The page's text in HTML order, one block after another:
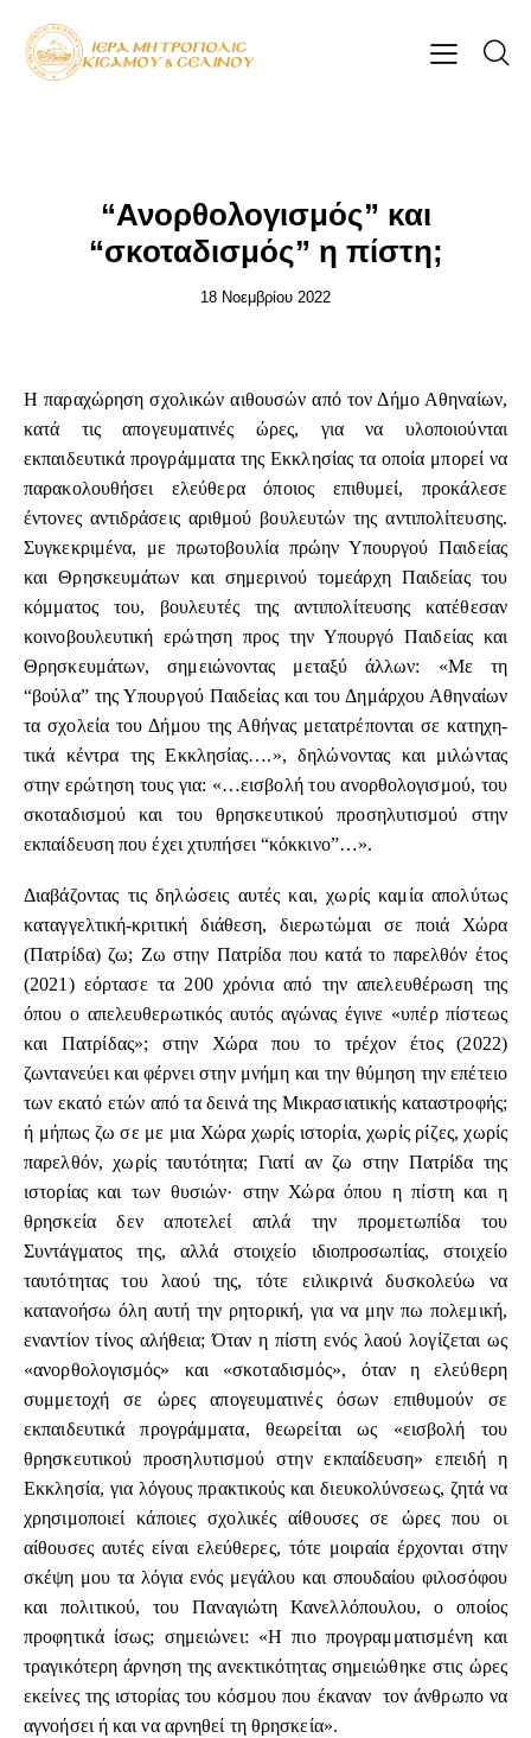
“Ανορθολογισμός” και
“σκοταδισμός” η πίστη;
18 Νοεμβρίου 2022
Η παραχώρηση σχολικών αιθουσών από τον Δήμο Αθηναίων,
κατά τις απογευματινές ώρες, για να υλοποιούνται
εκπαιδευτικά προγράμματα της Εκκλησίας τα οποία μπορεί να
παρακολουθήσει ελεύθερα όποιος επιθυμεί, προκάλεσε
έντονες αντιδράσεις αριθμού βουλευτών της αντιπολίτευσης.
Συγκεκριμένα, με πρωτοβουλία πρώην Υπουργού Παιδείας
και Θρησκευμάτων και σημερινού τομεάρχη Παιδείας του
κόμματος του, βουλευτές της αντιπολίτευσης κατέθεσαν
κοινοβουλευτική ερώτηση προς την Υπουργό Παιδείας και
Θρησκευμάτων, σημειώνοντας μεταξύ άλλων: «Με τη
“βούλα” της Υ­πουρ­γού Παι­δείας και του Δη­μάρ­χου Α­θη­ναίων
τα σχο­λεία του Δή­μου της Α­θή­νας με­τα­τρέ­πον­ται σε κα­τη­χη­
τικά κέν­τρα της Εκ­κλη­σίας….», δηλώνοντας και μιλώντας
στην ερώτηση τους για: «…εισβολή του ανορθολογισμού, του
σκοταδισμού και του θρησκευτικού προσηλυτισμού στην
εκπαίδευση που έχει χτυπήσει “κόκκινο”…».
Διαβάζοντας τις δηλώσεις αυτές και, χωρίς καμία απολύτως
καταγγελτική-κριτική διάθεση, διερωτώμαι σε ποιά Χώρα
(Πατρίδα) ζω; Ζω στην Πατρίδα που κατά το παρελθόν έτος
(2021) εόρτασε τα 200 χρόνια από την απελευθέρωση της
όπου ο απελευθερωτικός αυτός αγώνας έγινε «υπέρ πίστεως
και Πατρίδας»; στην Χώρα που το τρέχον έτος (2022)
ζωντανεύει και φέρνει στην μνήμη και την θύμηση την επέτειο
των εκατό ετών από τα δεινά της Μικρασιατικής καταστροφής;
ή μήπως ζω σε με μια Χώρα χωρίς ιστορία, χωρίς ρίζες, χωρίς
παρελθόν, χωρίς ταυτότητα; Γιατί αν ζω στην Πατρίδα της
ιστορίας και των θυσιών· στην Χώρα όπου η πίστη και η
θρησκεία δεν αποτελεί απλά την προμετωπίδα του
Συντάγματος της, αλλά στοιχείο ιδιοπροσωπίας, στοιχείο
ταυτότητας του λαού της, τότε ειλικρινά δυσκολεύω να
κατανοήσω όλη αυτή την ρητορική, για να μην πω πολεμική,
εναντίον τίνος αλήθεια; Όταν η πίστη ενός λαού λογίζεται ως
«ανορθολογισμός» και «σκοταδισμός», όταν η ελεύθερη
συμμετοχή σε ώρες απογευματινές όσων επιθυμούν σε
εκπαιδευτικά προγράμματα, θεωρείται ως «εισβολή του
θρησκευτικού προσηλυτισμού στην εκπαίδευση» επειδή η
Εκκλησία, για λόγους πρακτικούς και διευκολύνσεως, ζητά να
χρησιμοποιεί κάποιες σχολικές αίθουσες σε ώρες που οι
αίθουσες αυτές είναι ελεύθερες, τότε μοιραία έρχονται στην
σκέψη μου τα λόγια ενός μεγάλου και σπουδαίου φιλοσόφου
και πολιτικού, του Παναγιώτη Κανελλόπουλου, ο οποίος
προφητικά ίσως; σημειώνει: «Η πιο προγραμματισμένη και
τραγικότερη άρνηση της ανεκτικότητας σημειώθηκε στις ώρες
εκείνες της ιστορίας του κόσμου που έκαναν τον άνθρωπο να
αγνοήσει ή και να αρνηθεί τη θρησκεία».